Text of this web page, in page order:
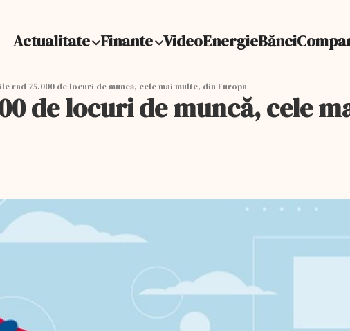
Actualitate Finante VideoEnergieBănci
rad 75.000 de locuri de muncă, cele mai multe, din Europa
de locuri de muncă, cele